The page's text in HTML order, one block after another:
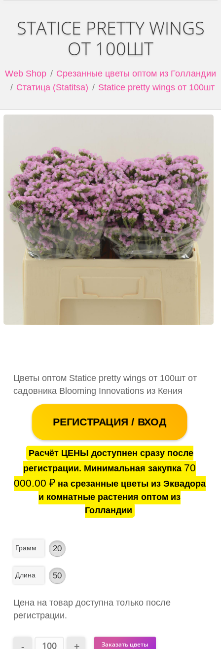
STATICE PRETTY WINGS
ОТ 100ШТ
Web Shop
Срезанные цветы оптом из Голландии
Статица (Statitsa)
Statice pretty wings от 100шт
Цветы оптом Statice pretty wings от 100шт от
садовника Blooming Innovations из Кения
РЕГИСТРАЦИЯ / ВХОД
Расчёт ЦЕНЫ доступнен сразу после
регистрации. Минимальная закупка 70
000.00 ₽на срезанные цветы из Эквадора
и комнатные растения оптом из
Голландии
Грамм 20
Длина 50
Цена на товар доступна только после
регистрации.
Заказать цветы